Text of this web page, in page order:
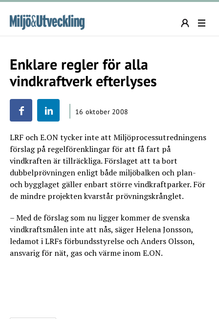
Enklare regler för alla
vindkraftverk efterlyses
16 oktober 2008
LRF och E.ON tycker inte att Miljöprocessutredningens
förslag på regelförenklingar för att få fart på
vindkraften är tillräckliga. Förslaget att ta bort
dubbelprövningen enligt både miljöbalken och plan-
och bygglaget gäller enbart större vindkraftparker. För
de mindre projekten kvarstår prövningskrånglet.
– Med de förslag som nu ligger kommer de svenska
vindkraftsmålen inte att nås, säger Helena Jonsson,
ledamot i LRFs förbundsstyrelse och Anders Olsson,
ansvarig för nät, gas och värme inom E.ON.